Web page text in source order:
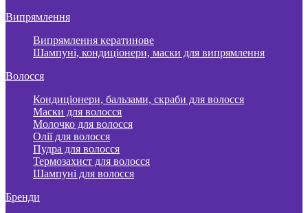
Випрямлення
Випрямлення кератинове
Шампуні, кондиціонери, маски для випрямлення
Волосся
Кондиціонери, бальзами, скраби для волосся
Маски для волосся
Молочко для волосся
Олії для волосся
Пудра для волосся
Термозахист для волосся
Шампуні для волосся
Бренди